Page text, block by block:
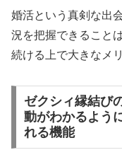
婚活という真剣な出
況を把握できること
続ける上で大きなメ
ゼクシィ縁結び
動がわかるよう
れる機能